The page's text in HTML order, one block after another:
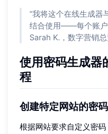
“我将这个在线生成器
结合使用——每个账户
Sarah K.，数字营销
使用密码生成器
程
创建特定网站的密
根据网站要求自定义密码